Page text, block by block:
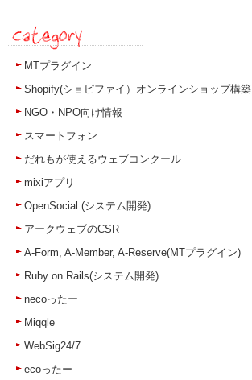
MTプラグイン
Shopify(ショピファイ）オンラインショップ構築
NGO・NPO向け情報
スマートフォン
だれもが使えるウェブコンクール
mixiアプリ
OpenSocial (システム開発)
アークウェブのCSR
A-Form, A-Member, A-Reserve(MTプラグイン)
Ruby on Rails(システム開発)
necoったー
Miqqle
WebSig24/7
ecoったー